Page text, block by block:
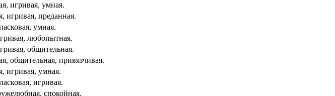
игривая, умная.
игривая, преданная.
умная.
любопытная.
общительная.
общительная, привязчивая.
игривая, умная.
игривая.
спокойная.